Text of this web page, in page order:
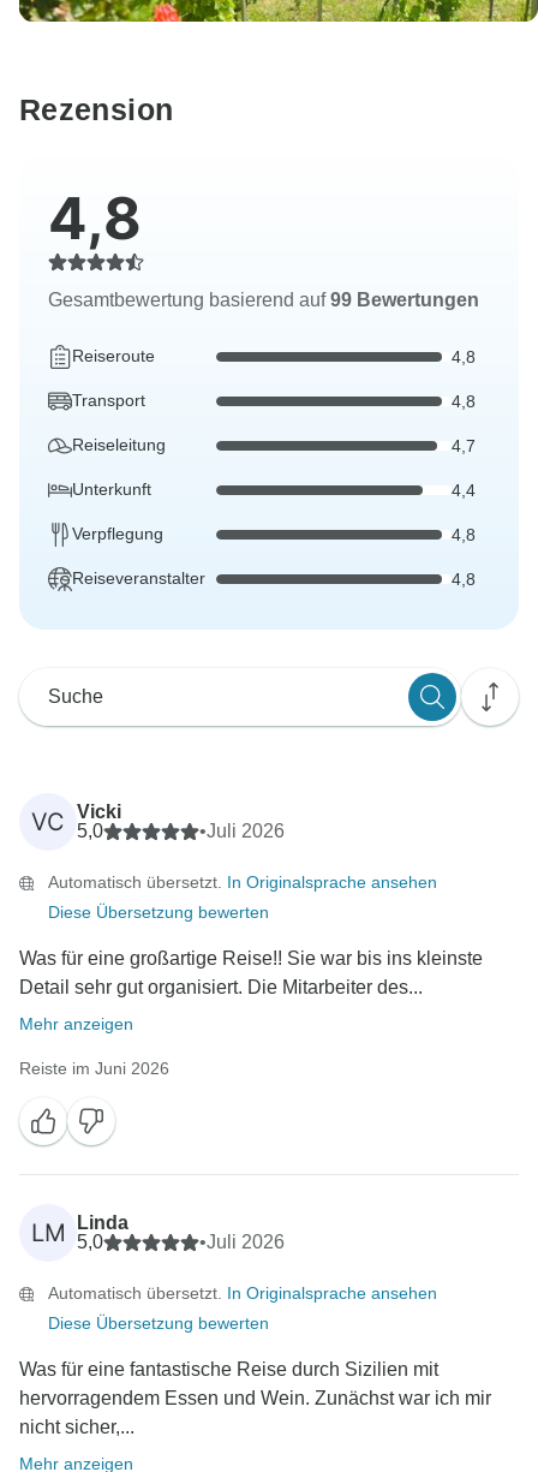
Rezension
4,8
Gesamtbewertung basierend auf99 Bewertungen
Reiseroute 4,8
Transport 4,8
Reiseleitung 4,7
Unterkunft 4,4
Verpflegung 4,8
Reiseveranstalter 4,8
VC
Vicki
5,0
•Juli 2026
Automatisch übersetzt. In Originalsprache ansehen
Diese Übersetzung bewerten
Was für eine großartige Reise!! Sie war bis ins kleinste
Detail sehr gut organisiert. Die Mitarbeiter des...
Mehr anzeigen
Reiste im Juni 2026
LM
Linda
5,0
•Juli 2026
Automatisch übersetzt. In Originalsprache ansehen
Diese Übersetzung bewerten
Was für eine fantastische Reise durch Sizilien mit
hervorragendem Essen und Wein. Zunächst war ich mir
nicht sicher,...
Mehr anzeigen